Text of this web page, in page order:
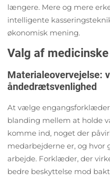
længere. Mere og mere
intelligente
økonomisk mening.
Valg af
Materialeovervejelse:
åndedrætsvenlighed
At vælge
blanding mellem at holde
komme ind, noget der
medarbejderne er, og hvor
arbejde. Forklæder, der
bedre beskyttelse mod